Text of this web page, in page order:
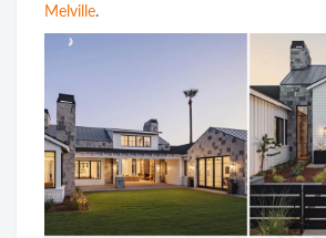
Melville.